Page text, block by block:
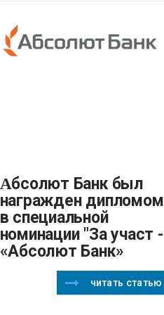
Абсолют Банк был
награжден дипломом
в специальной
номинации "За участ -
«Абсолют Банк»
читать статью